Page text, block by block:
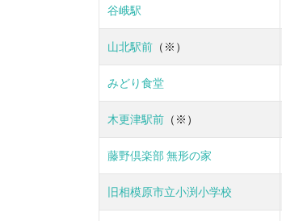
谷峨駅
山北駅前 （※）
みどり食堂
木更津駅前 （※）
藤野倶楽部 無形の家
旧相模原市立小渕小学校